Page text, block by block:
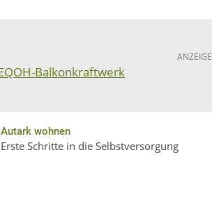
ANZEIGE
Autark wohnen
Erste Schritte in die Selbstversorgung